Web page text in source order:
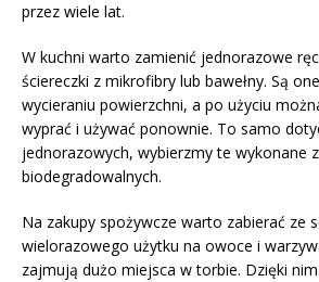
przez wiele lat.
W kuchni warto zamienić jednorazowe
ściereczki z mikrofibry lub bawełny. Są
wycieraniu powierzchni, a po użyciu
wyprać i używać ponownie. To samo
jednorazowych, wybierzmy te wykonane
biodegradowalnych.
Na zakupy spożywcze warto zabierać ze
wielorazowego użytku na owoce i
zajmują dużo miejsca w torbie. Dzięki